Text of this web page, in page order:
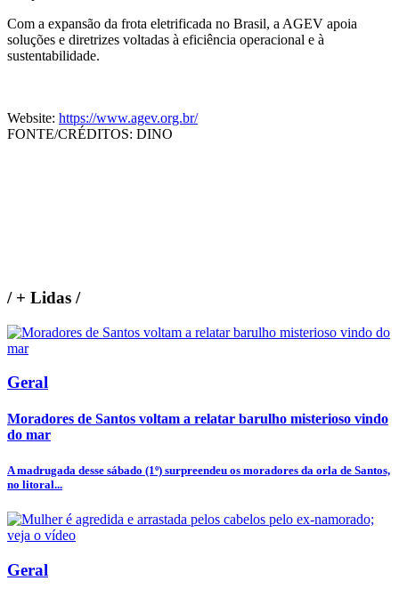
Com a expansão da frota eletrificada no Brasil, a AGEV apoia
soluções e diretrizes voltadas à eficiência operacional e à
sustentabilidade.
Website: https://www.agev.org.br/
FONTE/CRÉDITOS: DINO
/+ Lidas /
Geral
Moradores de Santos voltam a relatar barulho misterioso vindo
do mar
A madrugada desse sábado (1º) surpreendeu os moradores da orla de Santos,
no litoral...
Geral